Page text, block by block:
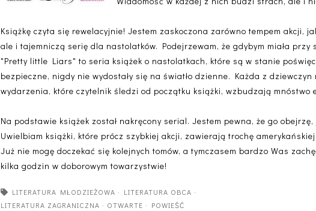
Książkę czyta się rewelacyjnie! Jestem zaskoczona zarówno tempem akcji,
ale i tajemniczą serię dla nastolatków. Podejrzewam, że gdybym miała przy
"Pretty little Liars" to seria książek o nastolatkach, które są w stanie
bezpieczne, nigdy nie wydostały się na światło dzienne. Każda z
wydarzenia, które czytelnik śledzi od początku książki, wzbudzają mnóstwo
Na podstawie książek został nakręcony serial. Jestem pewna, że go
Uwielbiam książki, które prócz szybkiej akcji, zawierają trochę
Już nie mogę doczekać się kolejnych tomów, a tymczasem bardzo Was
kilka godzin w doborowym towarzystwie!
LITERATURA MŁODZIEŻOWA · LITERATURA OBCA ·
LITERATURA ZAGRANICZNA · OTWARTE · POWIEŚĆ